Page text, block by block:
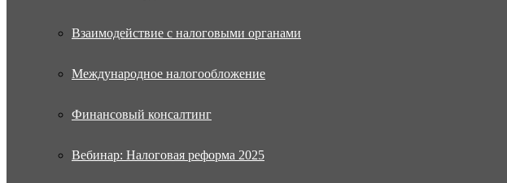
Взаимодействие с налоговыми органами
Международное налогообложение
Финансовый консалтинг
Вебинар: Налоговая реформа 2025